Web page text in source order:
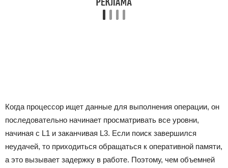
Когда процессор ищет данные для выполнения операции, он
последовательно начинает просматривать все уровни,
начиная с L1 и заканчивая L3. Если поиск завершился
неудачей, то приходиться обращаться к оперативной памяти,
а это вызывает задержку в работе. Поэтому, чем объемней